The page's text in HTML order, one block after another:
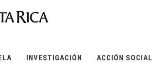
INVESTIGACIÓN ACCIÓN SOCIAL